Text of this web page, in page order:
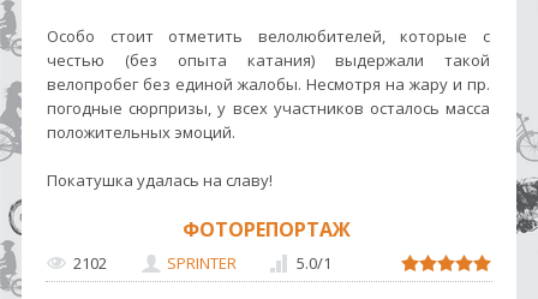
Особо стоит отметить велолюбителей, которые с
честью (без опыта катания) выдержали такой
велопробег без единой жалобы. Несмотря на жару и пр.
погодные сюрпризы, у всех участников осталось масса
положительных эмоций.
Покатушка удалась на славу!
ФОТОРЕПОРТАЖ
2102 SPRINTER 5.0/1